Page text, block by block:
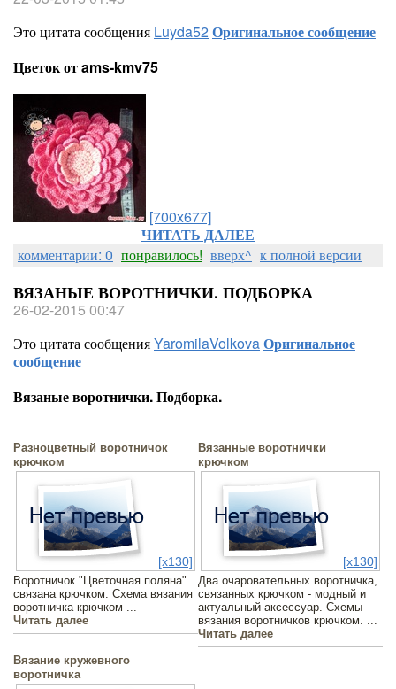
Это цитата сообщения Luyda52Оригинальное сообщение
Цветок от ams-kmv75
[700x677]
ЧИТАТЬ ДАЛЕЕ
комментарии: 0 понравилось! вверх^ к полной версии
ВЯЗАНЫЕ ВОРОТНИЧКИ. ПОДБОРКА
26-02-2015 00:47
Это цитата сообщенияYaromilaVolkovaОригинальное
сообщение
Вязаные воротнички. Подборка.
Разноцветный воротничок
крючком
[x130]
Воротничок "Цветочная поляна"
связана крючком. Схема вязания
воротничка крючком ...
Читать далее
Вязанные воротнички
крючком
[x130]
Два очаровательных воротничка,
связанных крючком - модный и
актуальный аксессуар. Схемы
вязания воротничков крючком. ...
Читать далее
Вязание кружевного
воротничка